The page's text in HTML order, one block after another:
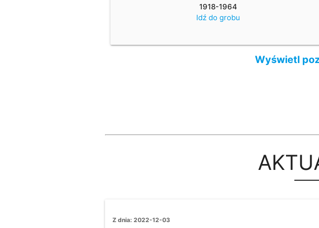
1918-1964
Idź do grobu
Wyświetl
Z dnia: 2022-12-03